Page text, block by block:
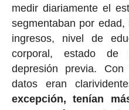
medir diariamente el
segmentaban por
ingresos, nivel de
corporal, estado
depresión previa.
datos eran
excepción, tenían